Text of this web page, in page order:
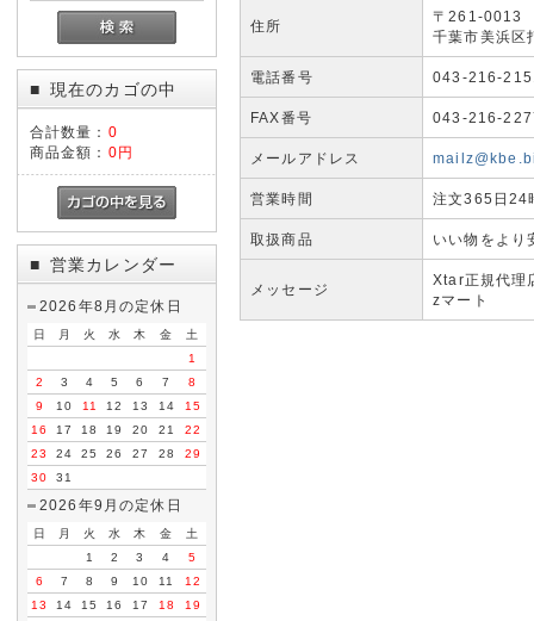
■ 現在のカゴの中
合計数量： 0
商品金額： 0円
■ 営業カレンダー
2026年8月の定休日
日 月 火 水 木 金
土
1
2
3 4 5 6 7
8
9
10 11 12 13 14
15
16
17 18 19 20 21
22
23
24 25 26 27 28
29
30
31
2026年9月の定休日
日 月 火 水 木 金
土
1
2 3 4
5
6
7 8 9 10 11
12
13
14 15 16 17 18
19
住所
〒261-0013
千葉市美浜
電話番号 043-216-
FAX番号 043-216-
メールアドレス
営業時間 注文365日24
取扱商品 いい物をより
メッセージ
Xtar正規代理
zマート